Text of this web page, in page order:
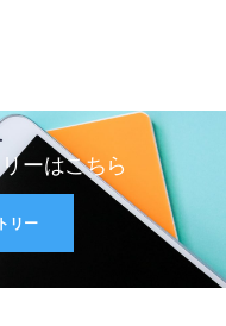
ーはこちら
リー